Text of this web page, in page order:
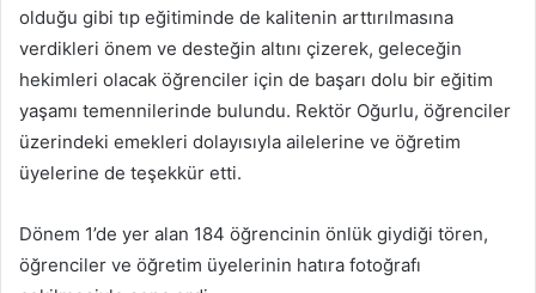
olduğu gibi tıp eğitiminde de kalitenin arttırılmasına
verdikleri önem ve desteğin altını çizerek, geleceğin
hekimleri olacak öğrenciler için de başarı dolu bir eğitim
yaşamı temennilerinde bulundu. Rektör Oğurlu, öğrenciler
üzerindeki emekleri dolayısıyla ailelerine ve öğretim
üyelerine de teşekkür etti.
Dönem 1’de yer alan 184 öğrencinin önlük giydiği tören,
öğrenciler ve öğretim üyelerinin hatıra fotoğrafı